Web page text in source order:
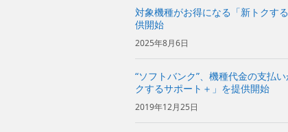
対象機種がお得になる「新トクす
供開始
2025年8月6日
“ソフトバンク”、機種代金の支払
クするサポート＋」を提供開始
2019年12月25日